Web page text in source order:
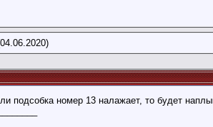
подсобка номер 13 налажает, то будет